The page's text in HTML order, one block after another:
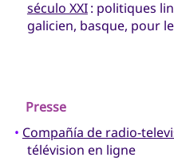
século XXI: politiques
galicien, basque, pour le
Presse
• Compañía de radio-
télévision en ligne